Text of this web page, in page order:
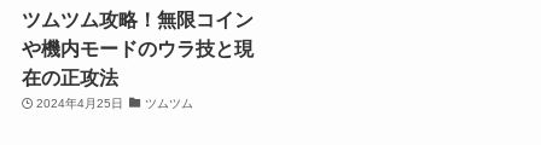
ツムツム攻略！無限コイン
や機内モードのウラ技と現
在の正攻法
2024年4月25日 ツムツム